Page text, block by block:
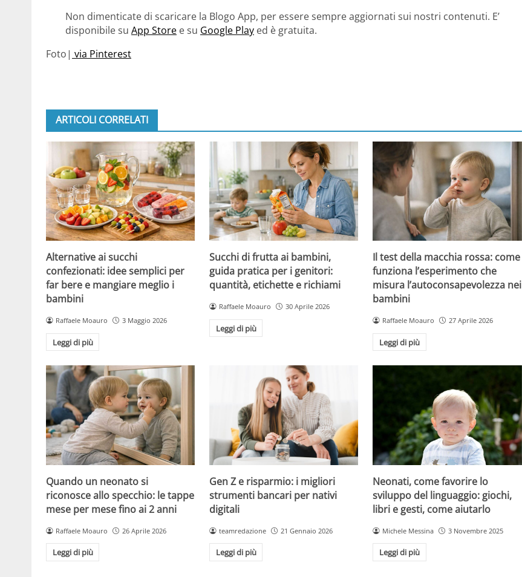
Non dimenticate di scaricare la Blogo App, per essere sempre aggiornati sui nostri contenuti. E’
disponibile su App Store e su Google Play ed è gratuita.
Foto| via Pinterest
ARTICOLI CORRELATI
Alternative ai succhi
confezionati: idee semplici per
far bere e mangiare meglio i
bambini
Raffaele Moauro 3 Maggio 2026
Leggi di più
Succhi di frutta ai bambini,
guida pratica per i genitori:
quantità, etichette e richiami
Raffaele Moauro 30 Aprile 2026
Leggi di più
Il test della macchia rossa: come
funziona l’esperimento che
misura l’autoconsapevolezza nei
bambini
Raffaele Moauro 27 Aprile 2026
Leggi di più
Quando un neonato si
riconosce allo specchio: le tappe
mese per mese fino ai 2 anni
Raffaele Moauro 26 Aprile 2026
Leggi di più
Gen Z e risparmio: i migliori
strumenti bancari per nativi
digitali
teamredazione 21 Gennaio 2026
Leggi di più
Neonati, come favorire lo
sviluppo del linguaggio: giochi,
libri e gesti, come aiutarlo
Michele Messina 3 Novembre 2025
Leggi di più